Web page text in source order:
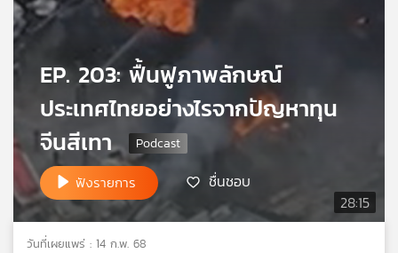
เกี่ยว
กับ
เรา
เครือ
ข่าย
วิทยุ
ไทย
พี
บี
เอส
28:15
EP. 203: ฟื้นฟูภาพลักษณ์
ประเทศไทยอย่างไรจากปัญหาทุน
จีนสีเทา
ฟังรายการ ชื่นชอบ
วันที่เผยแพร่ : 14 ก.พ. 68